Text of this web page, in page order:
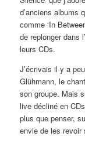
d’anciens albums
comme ‘In
de replonger dans
leurs CDs.
J’écrivais il y a
Glühmann, le
son groupe. Mais
live décliné en
plus que penser,
envie de les revoir